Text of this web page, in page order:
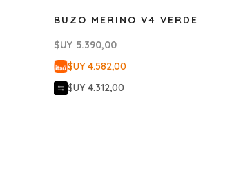
BUZO MERINO V4 VERDE
$UY 5.390,00
$UY 4.582,00
$UY 4.312,00